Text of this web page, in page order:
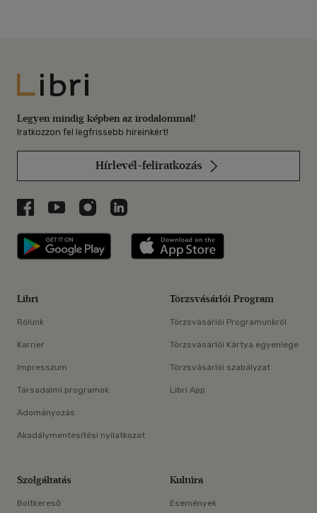
Libri
Legyen mindig képben az irodalommal!
Iratkozzon fel legfrissebb híreinkért!
Hírlevél-feliratkozás
Libri a Facebookon
Libri a Youtube-on
Libri az Instagramon
Libri a LinkedInen
Libri applikáció Szerezd meg: Google
Libri
Rólunk
Karrier
Impresszum
Társadalmi programok
Adományozás
Akadálymentesítési nyilatkozat
Törzsvásárlói Program
Törzsvásárlói Programunkról
Törzsvásárlói Kártya egyenlege
Törzsvásárlói szabályzat
Libri App
Szolgáltatás
Boltkereső
Kultúra
Események